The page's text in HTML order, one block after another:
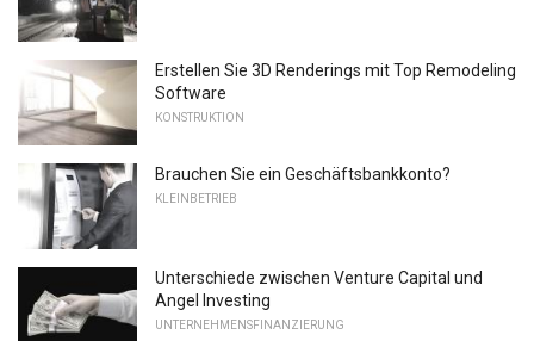
Erstellen Sie 3D Renderings mit Top Remodeling
Software
KONSTRUKTION
Brauchen Sie ein Geschäftsbankkonto?
KLEINBETRIEB
Unterschiede zwischen Venture Capital und
Angel Investing
UNTERNEHMENSFINANZIERUNG